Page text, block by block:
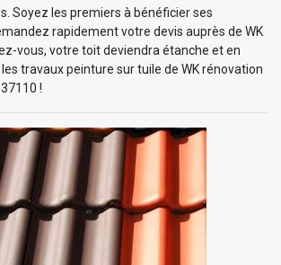
Soyez les premiers à bénéficier ses
rapidement votre devis auprès de WK
vous, votre toit deviendra étanche et en
travaux peinture sur tuile de WK rénovation
!